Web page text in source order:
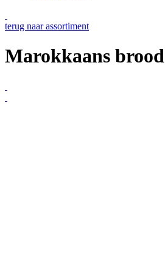
terug naar assortiment
Marokkaans brood